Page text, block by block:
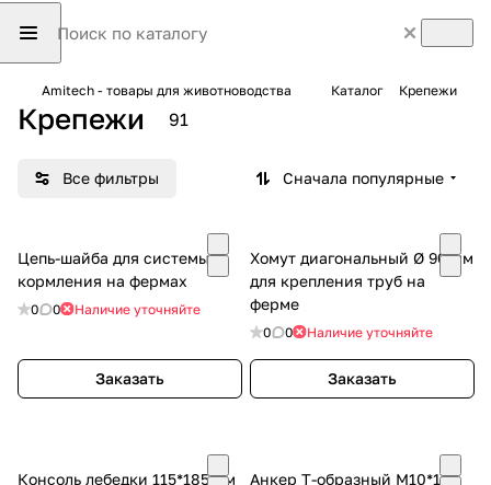
Amitech - товары для животноводства Каталог Крепежи
Крепежи 91
Все фильтры Сначала популярные
Цепь-шайба для системы
кормления на фермах
0 0 Наличие уточняйте
Заказать
Хомут диагональный Ø 90 мм
для крепления труб на
ферме
0 0 Наличие уточняйте
Заказать
Консоль лебедки 115*185 мм
Анкер Т-образный M10*160